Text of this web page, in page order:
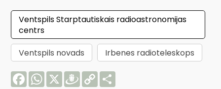
Ventspils Starptautiskais radioastronomijas
centrs
Ventspils novads
Irbenes radioteleskops
FacebookWhatsApp
X Draugiem
Copy
Link